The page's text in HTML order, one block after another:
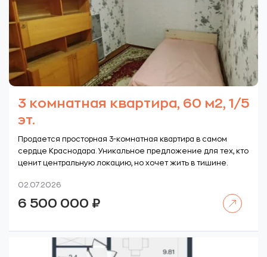
3 комнатная квартира, 60 м2, 1/5
эт.
Продается просторная 3-комнатная квартира в самом
сердце Краснодара. Уникальное предложение для тех, кто
ценит центральную локацию, но хочет жить в тишине.
02.07.2026
6 500 000 ₽